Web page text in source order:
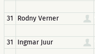
31
Rodny Verner
31
Ingmar Juur